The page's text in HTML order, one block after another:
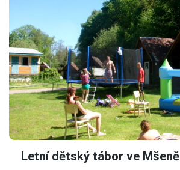
Letní dětský tábor ve Mšeně